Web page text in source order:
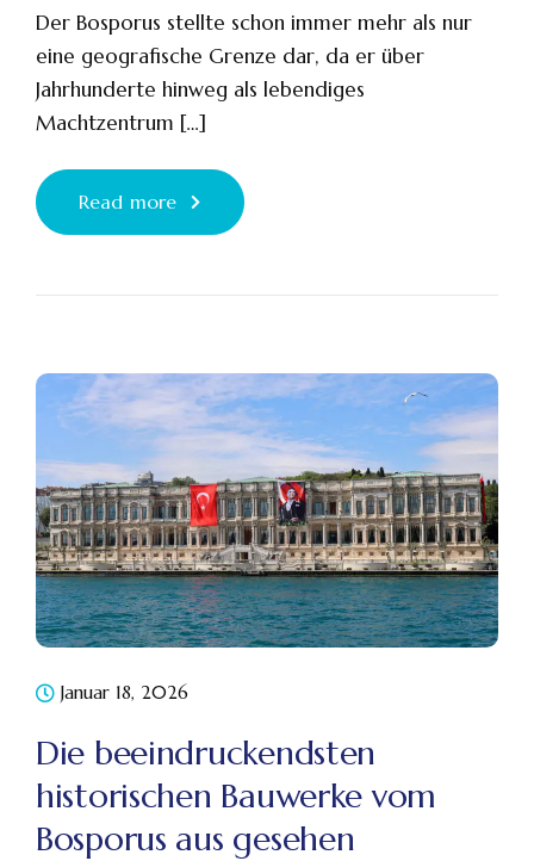
Der Bosporus stellte schon immer mehr als nur
eine geografische Grenze dar, da er über
Jahrhunderte hinweg als lebendiges
Machtzentrum […]
Read more
Januar 18, 2026
Die beeindruckendsten
historischen Bauwerke vom
Bosporus aus gesehen